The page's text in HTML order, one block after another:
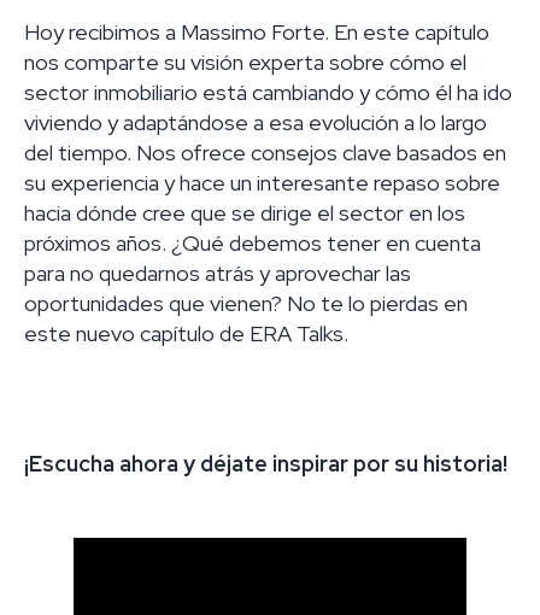
Hoy recibimos a Massimo Forte. En este capítulo
nos comparte su visión experta sobre cómo el
sector inmobiliario está cambiando y cómo él ha ido
viviendo y adaptándose a esa evolución a lo largo
del tiempo. Nos ofrece consejos clave basados en
su experiencia y hace un interesante repaso sobre
hacia dónde cree que se dirige el sector en los
próximos años. ¿Qué debemos tener en cuenta
para no quedarnos atrás y aprovechar las
oportunidades que vienen? No te lo pierdas en
este nuevo capítulo de ERA Talks.
¡Escucha ahora y déjate inspirar por su historia!